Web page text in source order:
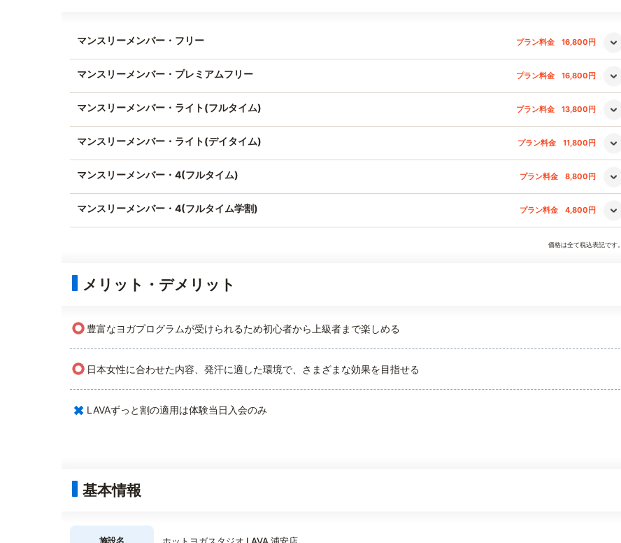
マンスリーメンバー・フリー プラン料金 16,800円
マンスリーメンバー・プレミアムフリー プラン料金 16,800円
マンスリーメンバー・ライト(フルタイム) プラン料金 13,800円
マンスリーメンバー・ライト(デイタイム) プラン料金 11,800円
マンスリーメンバー・4(フルタイム) プラン料金 8,800円
マンスリーメンバー・4(フルタイム学割) プラン料金 4,800円
価格は全て税込表記です。
メリット・デメリット
○ 豊富なヨガプログラムが受けられるため初心者から上級者まで楽しめる
○ 日本女性に合わせた内容、発汗に適した環境で、さまざまな効果を目指せる
× LAVAずっと割の適用は体験当日入会のみ
基本情報
施設名